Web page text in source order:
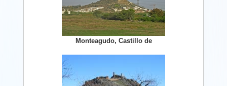
Monteagudo, Castillo de